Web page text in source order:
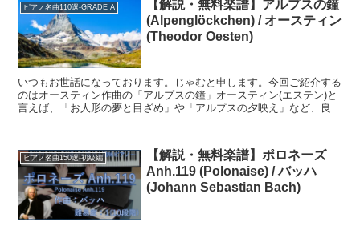
ピアノ名曲110選-GRADE A
【解説・無料楽譜】アルプスの鐘
(Alpenglöckchen) / オースティン
(Theodor Oesten)
いつもお世話になっております。じゃむと申します。今回ご紹介する
のはオースティン作曲の「アルプスの鐘」オースティン(エステン)と
言えば、「お人形の夢と目ざめ」や「アルプスの夕映え」など、良く
ピアノ名曲150選-初級編
【解説・無料楽譜】ポロネーズ
Anh.119 (Polonaise) / バッハ
(Johann Sebastian Bach)